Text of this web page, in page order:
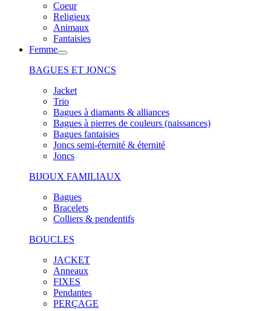
Coeur
Religieux
Animaux
Fantaisies
Femme
BAGUES ET JONCS
Jacket
Trio
Bagues à diamants & alliances
Bagues à pierres de couleurs (naissances)
Bagues fantaisies
Joncs semi-éternité & éternité
Joncs
BIJOUX FAMILIAUX
Bagues
Bracelets
Colliers & pendentifs
BOUCLES
JACKET
Anneaux
FIXES
Pendantes
PERÇAGE